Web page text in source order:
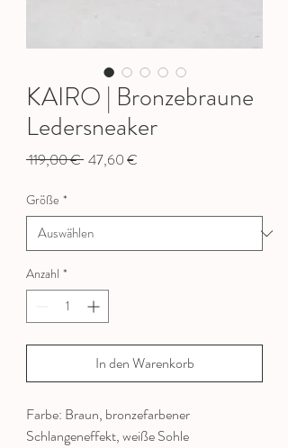
KAIRO | Bronzebraune
Ledersneaker
119,00 € Standardpreis
47,60 €
Größe *
Anzahl *
In den Warenkorb
Farbe: Braun, bronzefarbener
Schlangeneffekt, weiße Sohle